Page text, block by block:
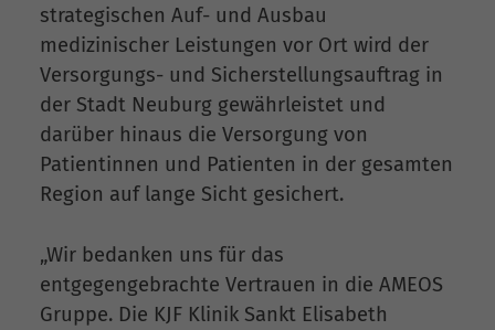
strategischen Auf- und Ausbau
medizinischer Leistungen vor Ort wird der
Versorgungs- und Sicherstellungsauftrag in
der Stadt Neuburg gewährleistet und
darüber hinaus die Versorgung von
Patientinnen und Patienten in der gesamten
Region auf lange Sicht gesichert.
„Wir bedanken uns für das
entgegengebrachte Vertrauen in die AMEOS
Gruppe. Die KJF Klinik Sankt Elisabeth